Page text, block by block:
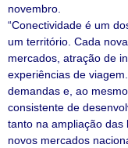
novembro.
“Conectividade é um
um território. Cada
mercados, atração de
experiências de
demandas e, ao
consistente de
tanto na ampliação
novos mercados